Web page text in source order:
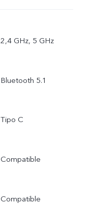
2,4 GHz, 5 GHz
Bluetooth 5.1
Tipo C
Compatible
Compatible